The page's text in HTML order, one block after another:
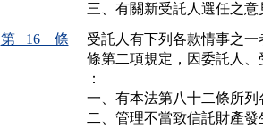
三、有關新受託人選任之意
第 16 條
受託人有下列各款情事之
條第二項規定，因委託人
：
一、有本法第八十二條所列
二、管理不當致信託財產發